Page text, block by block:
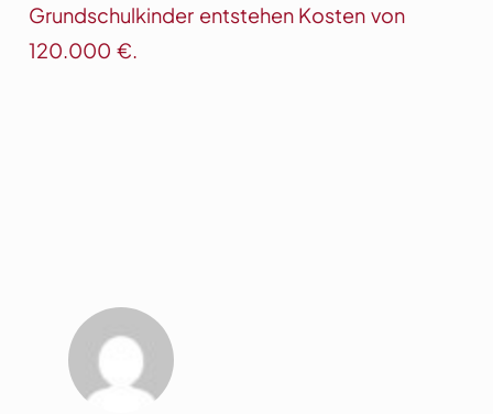
Grundschulkinder entstehen Kosten von
120.000 €.